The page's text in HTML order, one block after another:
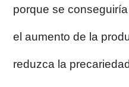
porque se
el aumento de la
reduzca la precariedad